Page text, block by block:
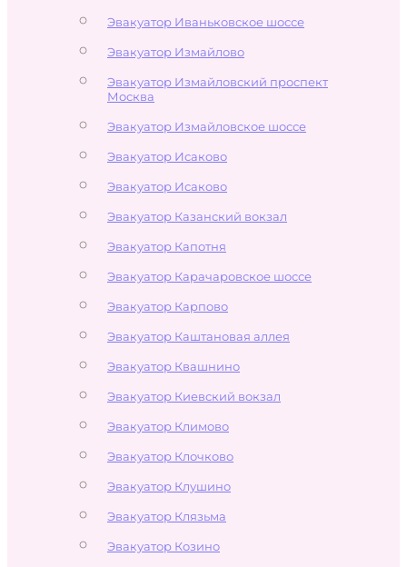
Эвакуатор Иваньковское шоссе
Эвакуатор Измайлово
Эвакуатор Измайловский проспект
Москва
Эвакуатор Измайловское шоссе
Эвакуатор Исаково
Эвакуатор Исаково
Эвакуатор Казанский вокзал
Эвакуатор Капотня
Эвакуатор Карачаровское шоссе
Эвакуатор Карпово
Эвакуатор Каштановая аллея
Эвакуатор Квашнино
Эвакуатор Киевский вокзал
Эвакуатор Климово
Эвакуатор Клочково
Эвакуатор Клушино
Эвакуатор Клязьма
Эвакуатор Козино